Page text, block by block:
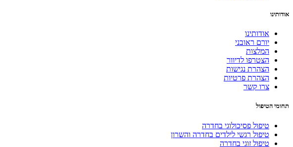
אודותינו
אודותינו
יורם ראובני
המלצות
הצטרפו לדיוור
הצהרת נגישות
הצהרת פרטיות
צרו קשר
תחומי הטיפול
טיפול פסיכולוגי בחדרה
טיפול רגשי לילדים בחדרה והשרון
טיפול זוגי בחדרה